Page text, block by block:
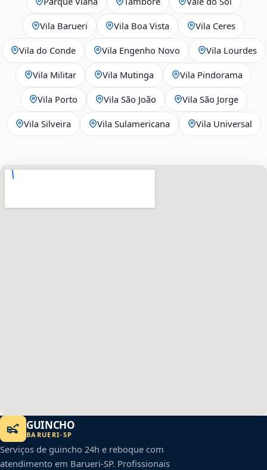
Vila Barueri Vila Boa Vista Vila Ceres
Vila do Conde Vila Engenho Novo Vila Lourdes
Vila Militar Vila Mutinga Vila Pindorama
Vila Porto Vila São João Vila São Jorge
Vila Silveira Vila Sulamericana Vila Universal
GUINCHO
BARUERI-SP
Serviços de guincho 24h e reboque com
atendimento em Barueri-SP. Profissionais